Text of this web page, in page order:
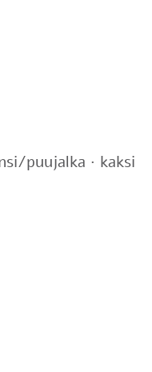
puujalka · kaksi